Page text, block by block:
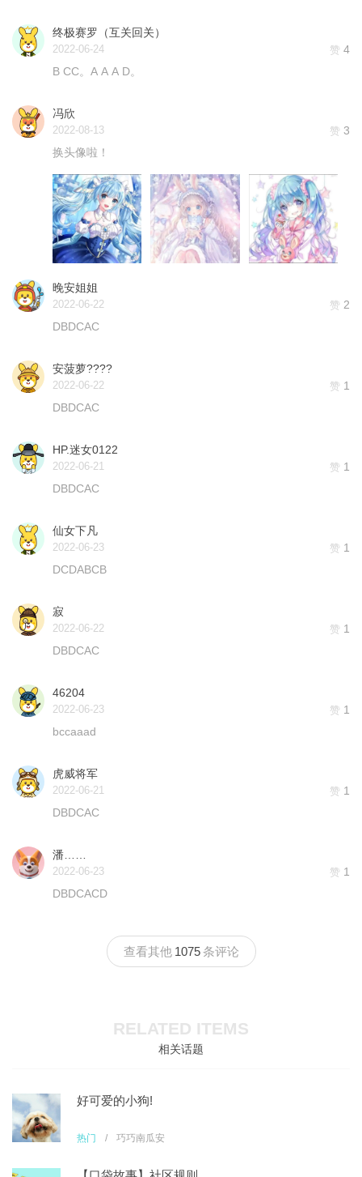
终极赛罗（互关回关）
2022-06-24 赞 4
B CC。A A A D。
冯欣
2022-08-13 赞 3
换头像啦！
晚安姐姐
2022-06-22 赞 2
DBDCAC
安菠萝????
2022-06-22 赞 1
DBDCAC
HP.迷女0122
2022-06-21 赞 1
DBDCAC
仙女下凡
2022-06-23 赞 1
DCDABCB
寂
2022-06-22 赞 1
DBDCAC
46204
2022-06-23 赞 1
bccaaad
虎威将军
2022-06-21 赞 1
DBDCAC
潘……
2022-06-23 赞 1
DBDCACD
查看其他 1075 条评论
RELATED ITEMS
相关话题
好可爱的小狗!
热门 / 巧巧南瓜安